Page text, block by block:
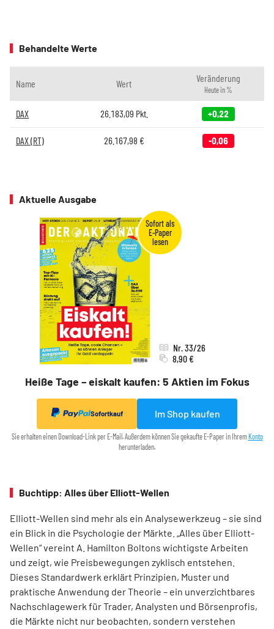
Behandelte Werte
Name Wert Veränderung
Heute in %
DAX 26.183,09 Pkt. +0,22
DAX (RT) 26.167,98 € -0,06
Aktuelle Ausgabe
Heiße Tage – eiskalt kaufen: 5 Aktien im Fokus
Nr. 33/26
8,90 €
Sofortkauf Im Shop kaufen
Sie erhalten einen Download-Link per E-Mail. Außerdem können Sie gekaufte E-Paper in Ihrem Konto
herunterladen.
Buchtipp: Alles über Elliott-Wellen
Elliott-Wellen sind mehr als ein Analysewerkzeug – sie sind
ein Blick in die Psychologie der Märkte. „Alles über Elliott-
Wellen“ vereint A. Hamilton Boltons wichtigste Arbeiten
und zeigt, wie Preisbewegungen zyklisch entstehen.
Dieses Standardwerk erklärt Prinzipien, Muster und
praktische Anwendung der Theorie – ein unverzichtbares
Nachschlagewerk für Trader, Analysten und Börsenprofis,
die Märkte nicht nur beobachten, sondern verstehen